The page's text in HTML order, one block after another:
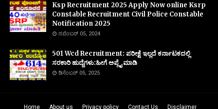
Ksp Recruitment 2025 Apply Now online Ksrp
Constable Recruitment Civil Police Constable
Notification 2025
ನವೆಂಬರ್ 05, 2024
501 Wcd Recruitment: ಪರೀಕ್ಷೆ ಇಲ್ಲದೆ ಕರ್ನಾಟಕದಲ್ಲಿ
ಸರಕಾರಿ ಹುದ್ದೆಗಳು:ಹೀಗೆ ಅಪ್ಲೈ ಮಾಡಿ
ಡಿಸೆಂಬರ್ 05, 2025
Home About us Privacy policy Contact Us Disclaimer